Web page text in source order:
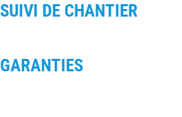
SUIVI DE CHANTIER
GARANTIES